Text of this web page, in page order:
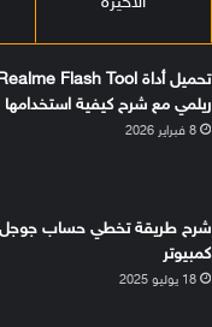
ريلمي مع شرح كيفية استخدامها
8 فبراير 2026
شرح طريقة تخطي حساب جوجل
كمبيوتر
18 يوليو 2025